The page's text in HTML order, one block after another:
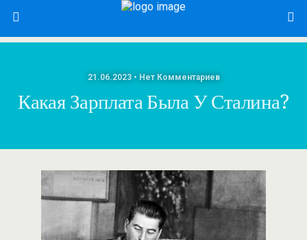
21.06.2023 • Нет Комментариев
Какая Зарплата Была У Сталина?